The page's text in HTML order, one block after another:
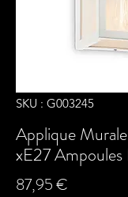
SKU : G003245
Applique
xE27
87,95 €